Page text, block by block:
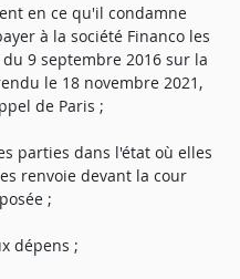
en ce qu'il condamne
à la société Financo les
9 septembre 2016 sur la
le 18 novembre 2021,
de Paris ;
parties dans l'état où elles
renvoie devant la cour
;
dépens ;